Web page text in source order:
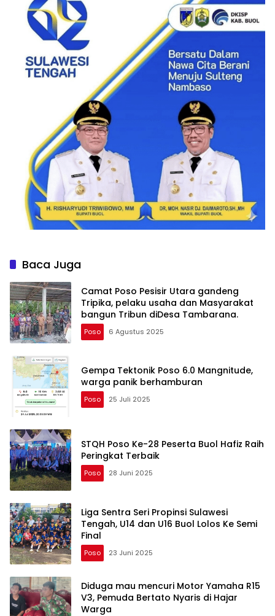
Baca Juga
Camat Poso Pesisir Utara gandeng
Tripika, pelaku usaha dan Masyarakat
bangun Tribun diDesa Tambarana.
Poso 6 Agustus 2025
Gempa Tektonik Poso 6.0 Mangnitude,
warga panik berhamburan
Poso 25 Juli 2025
STQH Poso Ke-28 Peserta Buol Hafiz Raih
Peringkat Terbaik
Poso 28 Juni 2025
Liga Sentra Seri Propinsi Sulawesi
Tengah, U14 dan U16 Buol Lolos Ke Semi
Final
Poso 23 Juni 2025
Diduga mau mencuri Motor Yamaha R15
V3, Pemuda Bertato Nyaris di Hajar
Warga